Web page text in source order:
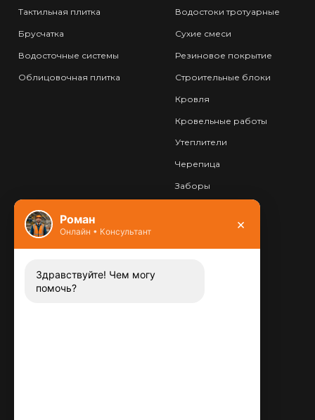
Тактильная плитка
Брусчатка
Водосточные системы
Облицовочная плитка
Водостоки тротуарные
Сухие смеси
Резиновое покрытие
Строительные блоки
Кровля
Кровельные работы
Утеплители
Черепица
Заборы
Контакты
Заказать звонок
Роман
Онлайн • Консультант ×
Здравствуйте! Чем могу
помочь?